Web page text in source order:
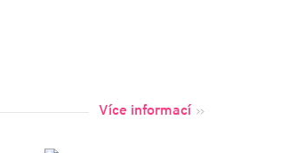
Více informací